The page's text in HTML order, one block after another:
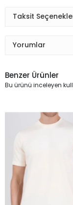
Taksit
Yorumlar
Benzer Ürünler
Bu ürünü inceleyen